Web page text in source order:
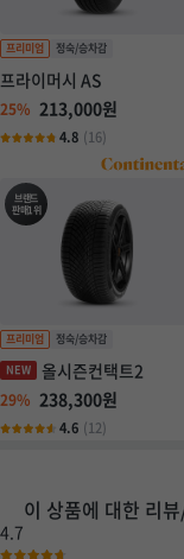
프라이머시 AS
25% 213,000원
4.8 (16)
브랜드
판매1위
올시즌컨택트2
29% 238,300원
4.6 (12)
이 상품에 대한 리
4.7